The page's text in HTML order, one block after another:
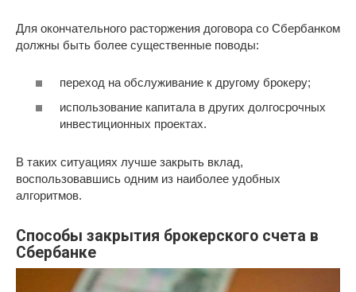
Для окончательного расторжения договора со Сбербанком
должны быть более существенные поводы:
переход на обслуживание к другому брокеру;
использование капитала в других долгосрочных
инвестиционных проектах.
В таких ситуациях лучше закрыть вклад,
воспользовавшись одним из наиболее удобных
алгоритмов.
Способы закрытия брокерского счета в
Сбербанке